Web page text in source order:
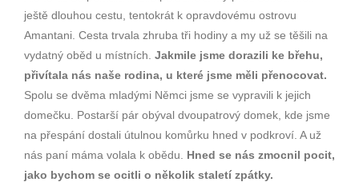
ještě dlouhou cestu, tentokrát k opravdovému ostrovu
Amantani. Cesta trvala zhruba tři hodiny a my už se těšili na
vydatný oběd u místních. Jakmile jsme dorazili ke břehu,
přivítala nás naše rodina, u které jsme měli přenocovat.
Spolu se dvěma mladými Němci jsme se vypravili k jejich
domečku. Postarší pár obýval dvoupatrový domek, kde jsme
na přespání dostali útulnou komůrku hned v podkroví. A už
nás paní máma volala k obědu. Hned se nás zmocnil pocit,
jako bychom se ocitli o několik staletí zpátky.